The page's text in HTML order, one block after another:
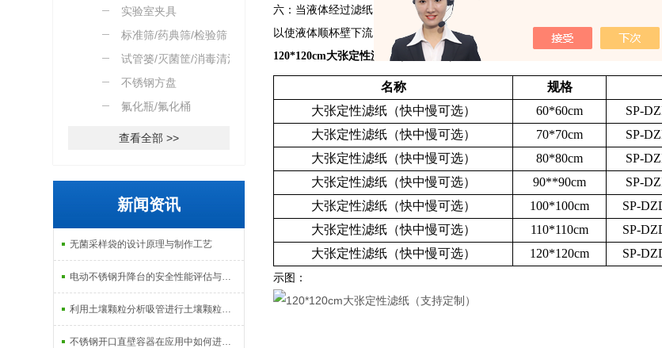
实验室夹具
标准筛/药典筛/检验筛
试管篓/灭菌筐/消毒清洗
篮
不锈钢方盘
氟化瓶/氟化桶
查看全部 >>
新闻资讯
无菌采样袋的设计原理与制作工艺
电动不锈钢升降台的安全性能评估与控制
利用土壤颗粒分析吸管进行土壤颗粒定量分析的研究
不锈钢开口直壁容器在应用中如何进行维护和保养？
六：当液体经过滤纸，沿漏斗颈流下时，要检查一下液体是否沿杯壁顺流而下
以使液体顺杯壁下流了。
120*120cm大张定性滤纸（支持定制）
详细规格表：
名称 规格
大张定性滤纸（快中慢可选）
60*60cm SP-
大张定性滤纸（快中慢可选）
70*70cm SP-
大张定性滤纸（快中慢可选）
80*80cm SP-
大张定性滤纸（快中慢可选）
90**90cm SP-
大张定性滤纸（快中慢可选）
100*100cm SP-
大张定性滤纸（快中慢可选）
110*110cm SP-
大张定性滤纸（快中慢可选）
120*120cm SP-
示图：